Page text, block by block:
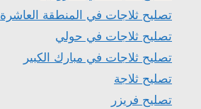
تصليح ثلاجات في المنطقة العاشرة
تصليح ثلاجات في حولي
تصليح ثلاجات في مبارك الكبير
تصليح ثلاجة
تصليح فريزر